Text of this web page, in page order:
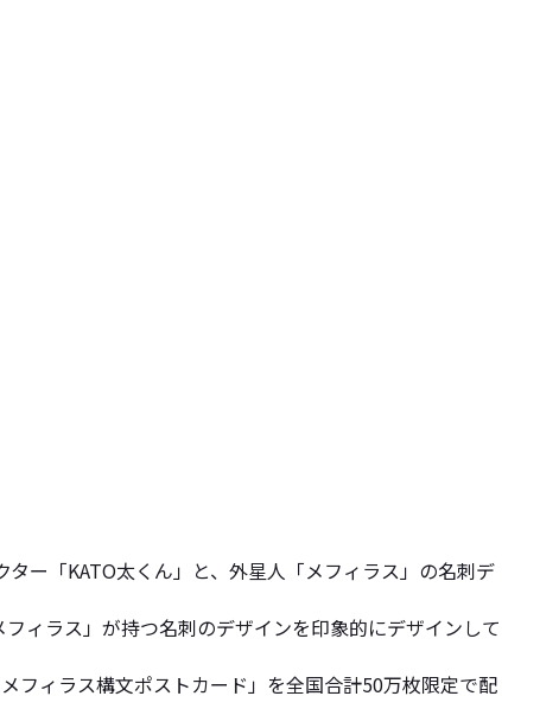
ー「KATO太くん」と、外星人「メフィラス」の名刺デ
ィラス」が持つ名刺のデザインを印象的にデザインして
フィラス構文ポストカード」を全国合計50万枚限定で配